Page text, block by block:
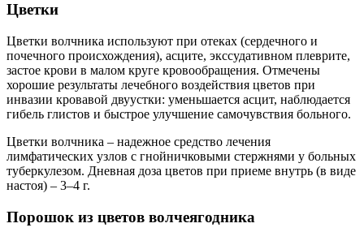
Цветки
Цветки волчника используют при отеках (сердечного и
почечного происхождения), асците, экссудативном плеврите,
застое крови в малом круге кровообращения. Отмечены
хорошие результаты лечебного воздействия цветов при
инвазии кровавой двуустки: уменьшается асцит, наблюдается
гибель глистов и быстрое улучшение самочувствия больного.
Цветки волчника – надежное средство лечения
лимфатических узлов с гнойничковыми стержнями у больных
туберкулезом. Дневная доза цветов при приеме внутрь (в виде
настоя) – 3–4 г.
Порошок из цветов волчеягодника